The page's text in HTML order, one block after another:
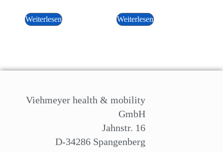
Weiterlesen Weiterlesen
Viehmeyer health & mobility
GmbH
Jahnstr. 16
D-34286 Spangenberg